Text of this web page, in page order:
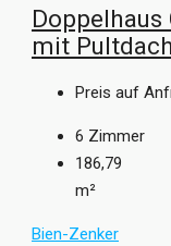
Doppelhaus
mit Pultdach
Preis auf
6 Zimmer
186,79
m²
Bien-Zenker